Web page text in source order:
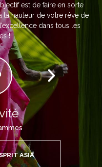
est de faire en sorte
la hauteur de votre rêve de
dans tous les
!
ASIA